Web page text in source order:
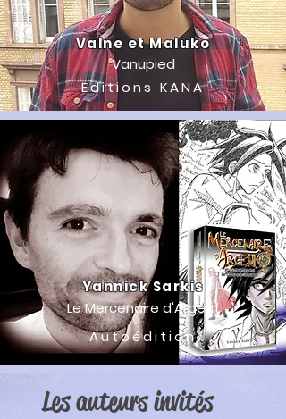
Valne et Maluko
Vanupied
Editions KANA
Yannick Sarkis
Le Mercenaire d'Argent
Autoédition
Les auteurs invités